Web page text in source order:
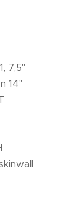
7,5"
14"